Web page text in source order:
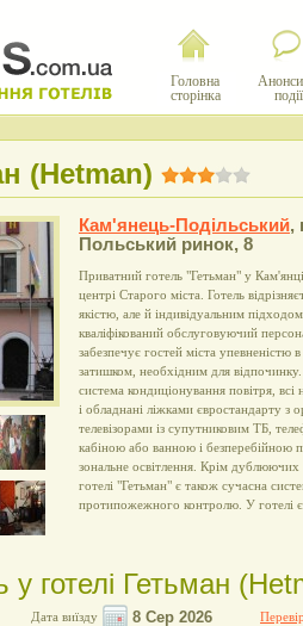
Головна
сторінка
події
(Hetman)
Кам'янець-Подільський,
Польський ринок, 8
Приватний готель "Гетьман" у
центрі Старого міста. Готель
якістю, але й індивідуальним
кваліфікований обслуговуючий
забезпечує гостей міста
затишком, необхідним для відпочинку.
система кондиціонування повітря,
і обладнані ліжками євростандарту
телевізорами із супутниковим ТБ,
кабіною або ванною і безперебійною
зональне освітлення. Крім
готелі "Гетьман" є також сучасна
протипожежного контролю. У готелі є
у готелі Гетьман
Дата виїзду